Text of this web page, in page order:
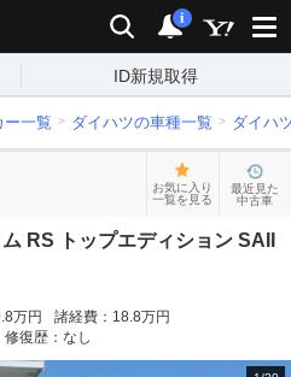
検索 通知
i
ID新規取得
ー一覧 ダイハツの車種一覧 ダイハ
お気に入り
一覧を見る
最近見た
中古車
RS トップエディション SAII
万円 諸経費： 18.8万円
修復歴： なし